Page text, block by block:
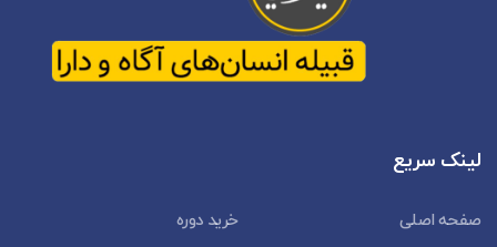
لینک سریع
صفحه اصلی
خرید دوره